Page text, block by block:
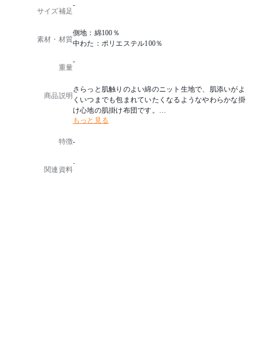
サイズ補足
-
素材・材質
側地：綿100％
中わた：ポリエステル100％
重量
-
商品説明
さらっと肌触りのよい綿のニット生地で、肌添いがよ
くいつまでも包まれていたくなるようなやわらかな掛
け心地の肌掛け布団です。
中わたにはシルクのような滑らかさが特徴の繊維長約2
蒸れにくく、夏場も快適です。
■洗濯ネットに入れてご家庭の洗濯機で丸洗いができ
もっと見る
特徴-
関連資料
-